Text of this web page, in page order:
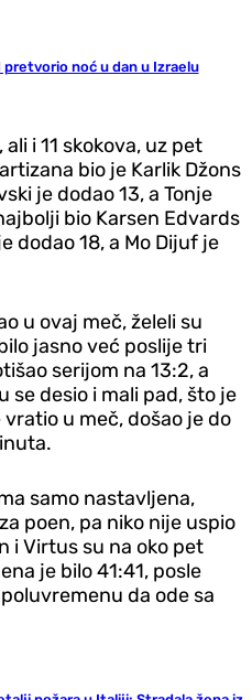
pretvorio noć u dan u Izraelu
i 11 skokova, uz pet
bio je Karlik Džons
je dodao 13, a Tonje
bio Karsen Edvards
dodao 18, a Mo Dijuf je
u ovaj meč, želeli su
jasno već poslije tri
serijom na 13:2, a
se desio i mali pad, što je
u meč, došao je do
samo nastavljena,
poen, pa niko nije uspio
i Virtus su na oko pet
je bilo 41:41, posle
da ode sa